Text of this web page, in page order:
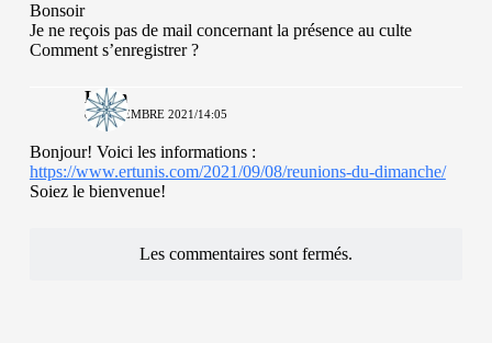
Bonsoir
Je ne reçois pas de mail concernant la présence au culte
Comment s’enregistrer ?
LMm
8 SEPTEMBRE 2021/14:05
Bonjour! Voici les informations :
https://www.ertunis.com/2021/09/08/reunions-du-dimanche/
Soiez le bienvenue!
Les commentaires sont fermés.